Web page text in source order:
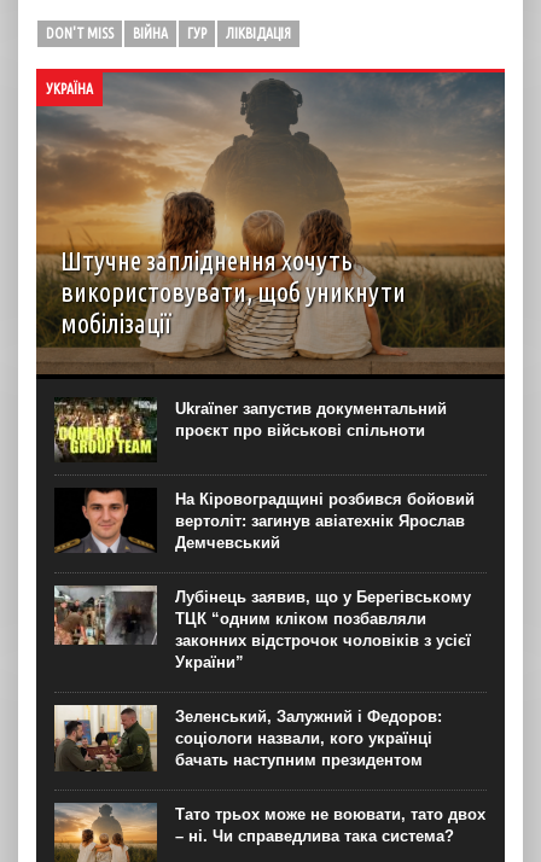
DON'T MISS ВІЙНА ГУР ЛІКВІДАЦІЯ
УКРАЇНА
Штучне запліднення хочуть
використовувати, щоб уникнути
мобілізації
З початку повномасштабного вторгнення в Україні
з’явилися прицільні запити на ЕКЗ трьома ембріонами.
Попит на процедуру може бути пов’язаний із нормою
закону про відстрочку мобілізації батьків, що мають
троє...
Ukraїner запустив документальний
проєкт про військові спільноти
На Кіровоградщині розбився бойовий
вертоліт: загинув авіатехнік Ярослав
Демчевський
Лубінець заявив, що у Берегівському
ТЦК “одним кліком позбавляли
законних відстрочок чоловіків з усієї
України”
Зеленський, Залужний і Федоров:
соціологи назвали, кого українці
бачать наступним президентом
Тато трьох може не воювати, тато двох
– ні. Чи справедлива така система?